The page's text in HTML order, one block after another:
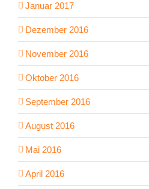
Januar 2017
Dezember 2016
November 2016
Oktober 2016
September 2016
August 2016
Mai 2016
April 2016